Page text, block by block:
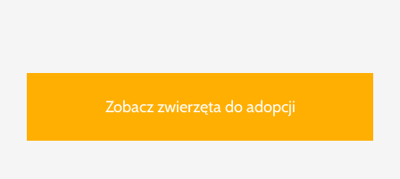
Zobacz zwierzęta do adopcji